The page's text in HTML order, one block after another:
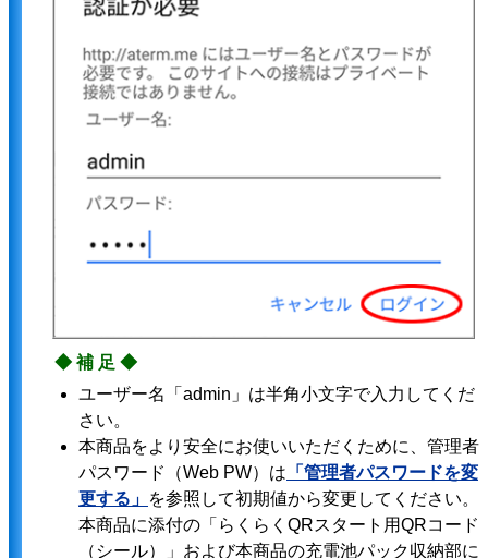
◆補足◆
ユーザー名「admin」は半角小文字で入力してくだ
さい。
本商品をより安全にお使いいただくために、管理者
パスワード（Web PW）は 「管理者パスワードを変
更する」 を参照して初期値から変更してください。
本商品に添付の「らくらくQRスタート用QRコード
（シール）」および本商品の充電池パック収納部に